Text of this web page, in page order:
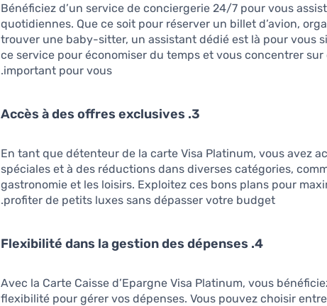
Bénéficiez d’un service de conciergerie 24/7 pour vous
quotidiennes. Que ce soit pour réserver un billet d’avion,
trouver une baby-sitter, un assistant dédié est là pour vous
ce service pour économiser du temps et vous concentrer
important pour vous.
3. Accès à des offres exclusives
En tant que détenteur de la carte Visa Platinum, vous avez
spéciales et à des réductions dans diverses catégories,
gastronomie et les loisirs. Exploitez ces bons plans pour
profiter de petits luxes sans dépasser votre budget.
4. Flexibilité dans la gestion des dépenses
Avec la Carte Caisse d’Epargne Visa Platinum, vous
flexibilité pour gérer vos dépenses. Vous pouvez choisir